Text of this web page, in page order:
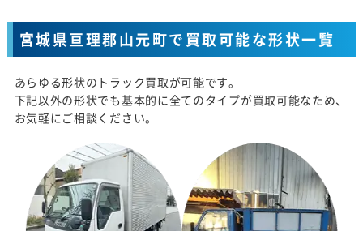
宮城県亘理郡山元町で買取可能な形状一覧
あらゆる形状のトラック買取が可能です。
下記以外の形状でも基本的に全てのタイプが買取可能なため、
お気軽にご相談ください。